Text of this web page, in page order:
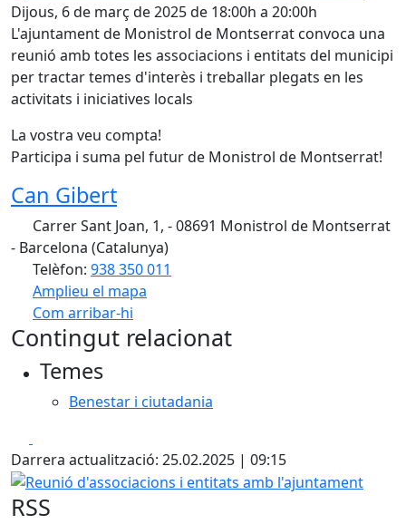
Dijous, 6 de març de 2025 de 18:00h a 20:00h
L'ajuntament de Monistrol de Montserrat convoca una
reunió amb totes les associacions i entitats del municipi
per tractar temes d'interès i treballar plegats en les
activitats i iniciatives locals
La vostra veu compta!
Participa i suma pel futur de Monistrol de Montserrat!
Can Gibert
Carrer Sant Joan, 1, - 08691 Monistrol de Montserrat
- Barcelona (Catalunya)
Telèfon: 938 350 011
Amplieu el mapa
Com arribar-hi
+
Contingut relacionat
Temes
Benestar i ciutadania
Darrera actualització: 25.02.2025 | 09:15
Reunió d'associacions i entitats amb l'ajuntament
RSS